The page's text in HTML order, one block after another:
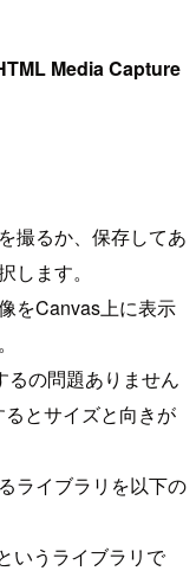
Media Capture
撮るか、保存してあ
します。
をCanvas上に表示
るの問題ありません
とサイズと向きが
ライブラリを以下の
いうライブラリで